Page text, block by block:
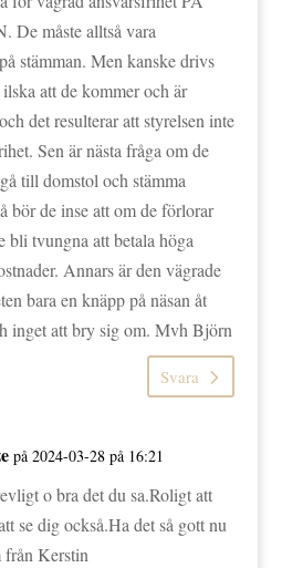
De måste alltså vara
stämman. Men kanske drivs
att de kommer och är
det resulterar att styrelsen inte
Sen är nästa fråga om de
till domstol och stämma
bör de inse att om de förlorar
bli tvungna att betala höga
Annars är den vägrade
bara en knäpp på näsan åt
inget att bry sig om. Mvh Björn
Svara
på 2024-03-28 på 16:21
o bra det du sa.Roligt att
se dig också.Ha det så gott nu
från Kerstin